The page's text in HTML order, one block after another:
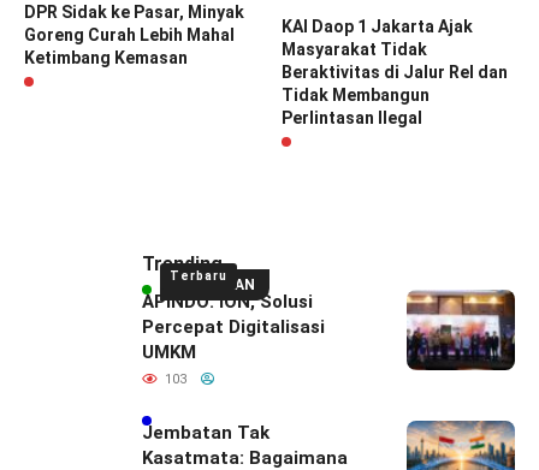
DPR Sidak ke Pasar, Minyak
Goreng Curah Lebih Mahal
Ketimbang Kemasan
KAI Daop 1 Jakarta Ajak
Masyarakat Tidak
Beraktivitas di Jalur Rel dan
Tidak Membangun
Perlintasan Ilegal
UNGGULAN
Terbaru
Trending
APINDO: ION, Solusi
Percepat Digitalisasi
UMKM
103
Jembatan Tak
Kasatmata: Bagaimana